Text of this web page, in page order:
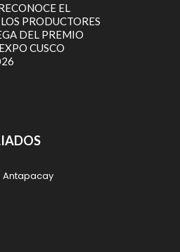
EL
PRODUCTORES
DEL PREMIO
CUSCO
Antapacay